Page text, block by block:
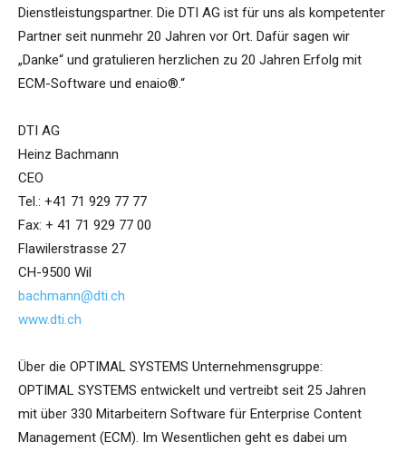
Dienstleistungspartner. Die DTI AG ist für uns als kompetenter
Partner seit nunmehr 20 Jahren vor Ort. Dafür sagen wir
„Danke“ und gratulieren herzlichen zu 20 Jahren Erfolg mit
ECM-Software und enaio®.“
DTI AG
Heinz Bachmann
CEO
Tel.: +41 71 929 77 77
Fax: + 41 71 929 77 00
Flawilerstrasse 27
CH-9500 Wil
bachmann@dti.ch
www.dti.ch
Über die OPTIMAL SYSTEMS Unternehmensgruppe:
OPTIMAL SYSTEMS entwickelt und vertreibt seit 25 Jahren
mit über 330 Mitarbeitern Software für Enterprise Content
Management (ECM). Im Wesentlichen geht es dabei um